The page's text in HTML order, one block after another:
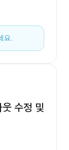
요.
수정 및